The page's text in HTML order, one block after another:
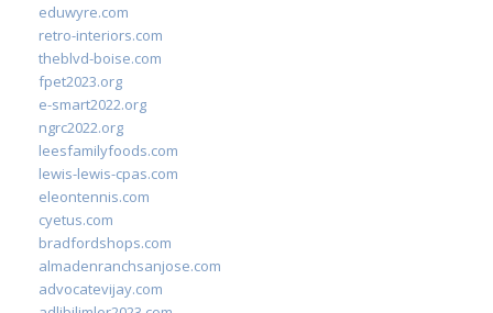
eduwyre.com
retro-interiors.com
theblvd-boise.com
fpet2023.org
e-smart2022.org
ngrc2022.org
leesfamilyfoods.com
lewis-lewis-cpas.com
eleontennis.com
cyetus.com
bradfordshops.com
almadenranchsanjose.com
advocatevijay.com